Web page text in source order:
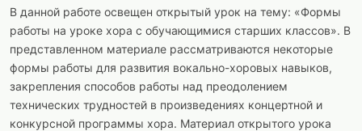
В данной работе освещен открытый урок на тему: «Формы
работы на уроке хора с обучающимися старших классов». В
представленном материале рассматриваются некоторые
формы работы для развития вокально-хоровых навыков,
закрепления способов работы над преодолением
технических трудностей в произведениях концертной и
конкурсной программы хора. Материал открытого урока